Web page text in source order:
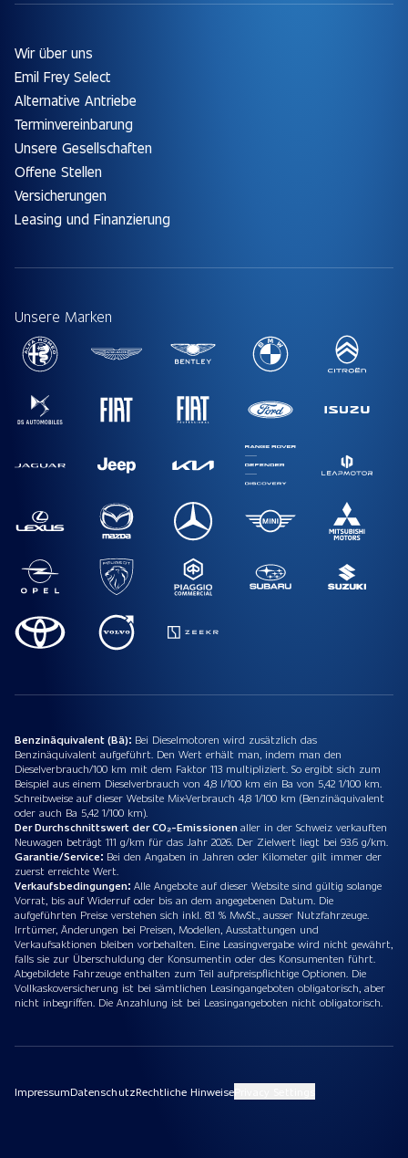
Wir über uns
Emil Frey Select
Alternative Antriebe
Terminvereinbarung
Unsere Gesellschaften
Offene Stellen
Versicherungen
Leasing und Finanzierung
Unsere Marken
Benzinäquivalent (Bä): Bei Dieselmotoren wird zusätzlich das
Benzinäquivalent aufgeführt. Den Wert erhält man, indem man den
Dieselverbrauch/100 km mit dem Faktor 113 multipliziert. So ergibt sich zum
Beispiel aus einem Dieselverbrauch von 4,8 l/100 km ein Ba von 5,42 1/100 km.
Schreibweise auf dieser Website Mix-Verbrauch 4,8 1/100 km (Benzinäquivalent
oder auch Ba 5,42 1/100 km).
Der Durchschnittswert der CO₂-Emissionenaller in der Schweiz verkauften
Neuwagen beträgt 111 g/km für das Jahr 2026. Der Zielwert liegt bei 93.6 g/km.
Garantie/Service: Bei den Angaben in Jahren oder Kilometer gilt immer der
zuerst erreichte Wert.
Verkaufsbedingungen: Alle Angebote auf dieser Website sind gültig solange
Vorrat, bis auf Widerruf oder bis an dem angegebenen Datum. Die
aufgeführten Preise verstehen sich inkl. 8.1 % MwSt., ausser Nutzfahrzeuge.
Irrtümer, Änderungen bei Preisen, Modellen, Ausstattungen und
Verkaufsaktionen bleiben vorbehalten. Eine Leasingvergabe wird nicht gewährt,
falls sie zur Überschuldung der Konsumentin oder des Konsumenten führt.
Abgebildete Fahrzeuge enthalten zum Teil aufpreispflichtige Optionen. Die
Vollkaskoversicherung ist bei sämtlichen Leasingangeboten obligatorisch, aber
nicht inbegriffen. Die Anzahlung ist bei Leasingangeboten nicht obligatorisch.
ImpressumDatenschutzRechtliche Hinweise